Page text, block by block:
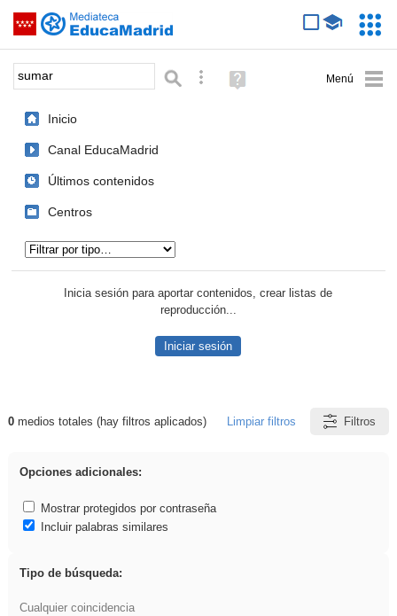
Saltar navegación
Palabra o frase: Búsqueda avanzada
Ayuda
(en
Inicio
Canal EducaMadrid
Últimos contenidos
Centros
Inicia sesión para aportar contenidos, crear listas de
reproducción...
Iniciar sesión
Resultados de: sumar
0medios totales (hay filtros aplicados) Limpiar filtros Filtros
Opciones adicionales:
Mostrar protegidos por contraseña
Incluir palabras similares
Tipo de búsqueda:
Cualquier coincidencia